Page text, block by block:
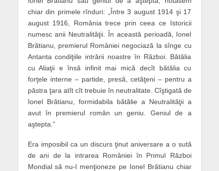
chiar din primele rînduri: „Între 3 august 1914 şi 17
august 1916, România trece prin ceea ce Istoricii
numesc anii Neutralităţii. În această perioadă, Ionel
Brătianu, premierul României negociază la sînge cu
Antanta condiţiile intrării noastre în Război. Bătălia
cu Aliaţii e însă infinit mai mică decît bătălia cu
forţele interne – partide, presă, cetăţeni – pentru a
păstra ţara atît cît trebuie în neutralitate. Cîştigată de
Ionel Brătianu, formidabila bătălie a Neutralităţii a
avut în premierul român un geniu. Geniul de a
aştepta.”
Era imposibil ca un discurs ţinut aniversare a o sută
de ani de la intrarea României în Primul Război
Mondial să nu-l menţioneze pe Ionel Brătianu chiar